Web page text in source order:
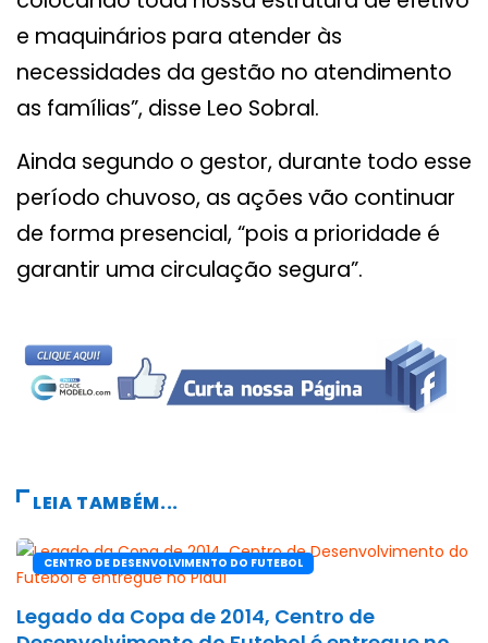
e maquinários para atender às
necessidades da gestão no atendimento
as famílias”, disse Leo Sobral.
Ainda segundo o gestor, durante todo esse
período chuvoso, as ações vão continuar
de forma presencial, “pois a prioridade é
garantir uma circulação segura”.
LEIA TAMBÉM...
CENTRO DE DESENVOLVIMENTO DO FUTEBOL
Legado da Copa de 2014, Centro de